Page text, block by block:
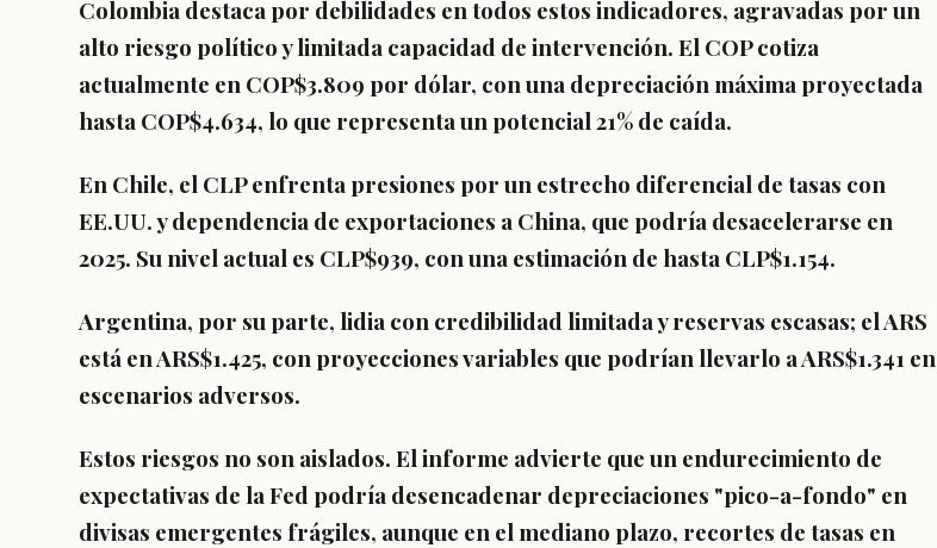
Colombia destaca por debilidades en todos estos indicadores, agravadas por un
alto riesgo político y limitada capacidad de intervención. El COP cotiza
actualmente en COP$3.809 por dólar, con una depreciación máxima proyectada
hasta COP$4.634, lo que representa un potencial 21% de caída.
En Chile, el CLP enfrenta presiones por un estrecho diferencial de tasas con
EE.UU. y dependencia de exportaciones a China, que podría desacelerarse en
2025. Su nivel actual es CLP$939, con una estimación de hasta CLP$1.154.
Argentina, por su parte, lidia con credibilidad limitada y reservas escasas; el ARS
está en ARS$1.425, con proyecciones variables que podrían llevarlo a ARS$1.341 en
escenarios adversos.
Estos riesgos no son aislados. El informe advierte que un endurecimiento de
expectativas de la Fed podría desencadenar depreciaciones "pico-a-fondo" en
divisas emergentes frágiles, aunque en el mediano plazo, recortes de tasas en